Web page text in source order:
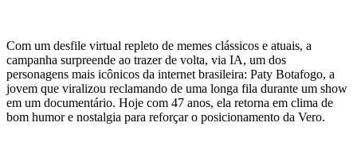
Com um desfile virtual repleto de memes clássicos e atuais, a
campanha surpreende ao trazer de volta, via IA, um dos
personagens mais icônicos da internet brasileira: Paty Botafogo, a
jovem que viralizou reclamando de uma longa fila durante um show
em um documentário. Hoje com 47 anos, ela retorna em clima de
bom humor e nostalgia para reforçar o posicionamento da Vero.